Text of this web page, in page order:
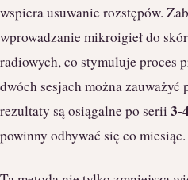
wspiera usuwanie rozstępów.
wprowadzanie mikroigieł do
radiowych, co stymuluje proces
dwóch sesjach można zauważyć
rezultaty są osiągalne po serii 3-
powinny odbywać się co miesiąc.